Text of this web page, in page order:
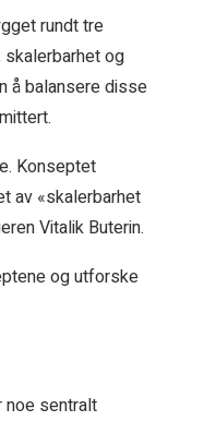
rundt tre
og
å balansere disse
Konseptet
av «skalerbarhet
Vitalik Buterin.
og utforske
noe sentralt